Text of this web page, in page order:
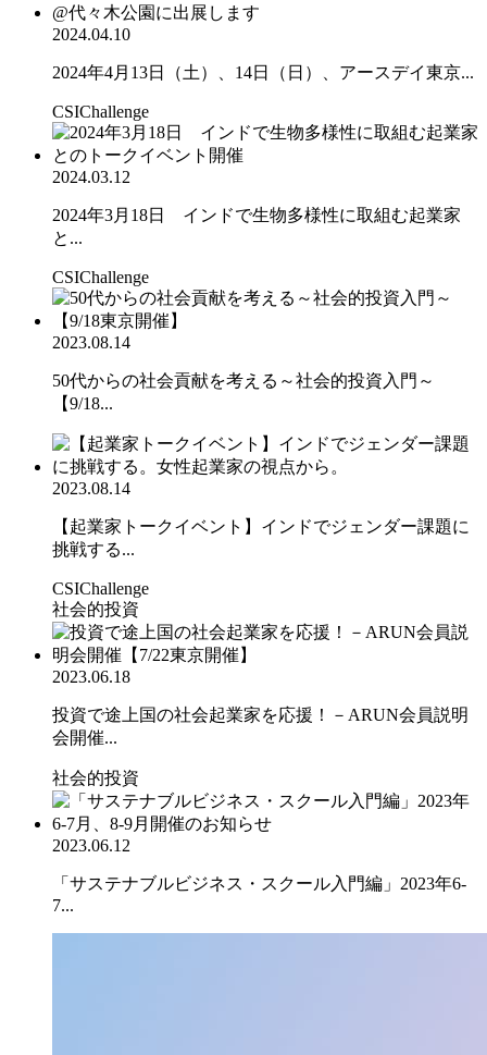
2024.04.10
2024年4月13日（土）、14日（日）、アースデイ東京...
CSIChallenge
2024.03.12
2024年3月18日 インドで生物多様性に取組む起業家
と...
CSIChallenge
2023.08.14
50代からの社会貢献を考える～社会的投資入門～
【9/18...
2023.08.14
【起業家トークイベント】インドでジェンダー課題に
挑戦する...
CSIChallenge
社会的投資
2023.06.18
投資で途上国の社会起業家を応援！－ARUN会員説明
会開催...
社会的投資
2023.06.12
「サステナブルビジネス・スクール入門編」2023年6-
7...